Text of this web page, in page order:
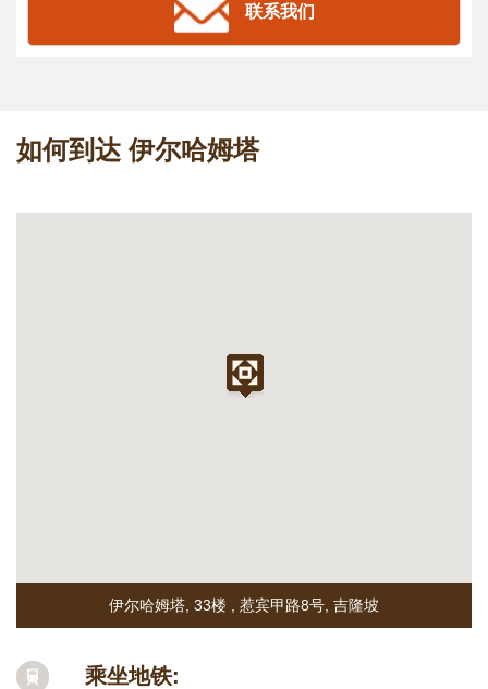
联系我们
如何到达 伊尔哈姆塔
伊尔哈姆塔, 33楼 惹宾甲路8号 吉隆坡
乘坐地铁: